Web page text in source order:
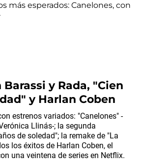
y Rada, "Cien
y Harlan Coben
estrenos variados: "Canelones" -
Llinás-; la segunda
de soledad"; la remake de "La
los éxitos de Harlan Coben, el
una veintena de series en Netflix.